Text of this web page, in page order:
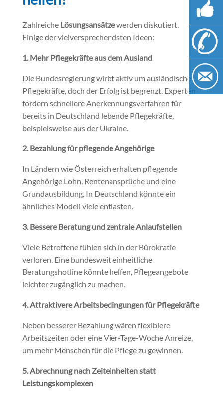
Zahlreiche Lösungsansätzewerden diskutiert.
Einige der vielversprechendsten Ideen:
1. Mehr Pflegekräfte aus dem Ausland
Die Bundesregierung wirbt aktiv um ausländische
Pflegekräfte, doch der Erfolg ist begrenzt. Experten
fordern schnellere Anerkennungsverfahren für
bereits in Deutschland lebende Pflegekräfte,
beispielsweise aus der Ukraine.
2. Bezahlung für pflegende Angehörige
In Ländern wie Österreich erhalten pflegende
Angehörige Lohn, Rentenansprüche und eine
Grundausbildung. In Deutschland könnte ein
ähnliches Modell viele entlasten.
3. Bessere Beratung und zentrale Anlaufstellen
Viele Betroffene fühlen sich in der Bürokratie
verloren. Eine bundesweit einheitliche
Beratungshotline könnte helfen, Pflegeangebote
leichter zugänglich zu machen.
4. Attraktivere Arbeitsbedingungen für Pflegekräfte
Neben besserer Bezahlung wären flexiblere
Arbeitszeiten oder eine Vier-Tage-Woche Anreize,
um mehr Menschen für die Pflege zu gewinnen.
5. Abrechnung nach Zeiteinheiten statt
Leistungskomplexen